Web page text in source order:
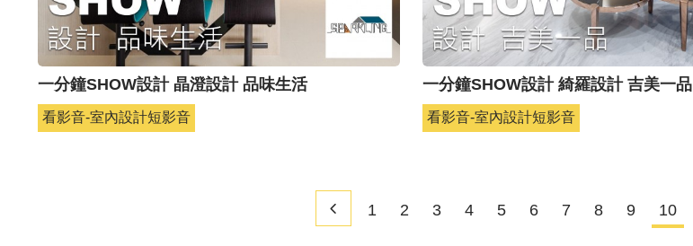
一分鐘SHOW設計 晶澄設計 品味生活
看影音-室內設計短影音
一分鐘SHOW設計 綺羅設計 吉美一品
看影音-室內設計短影音
1 2 3 4 5 6 7 8 9 10